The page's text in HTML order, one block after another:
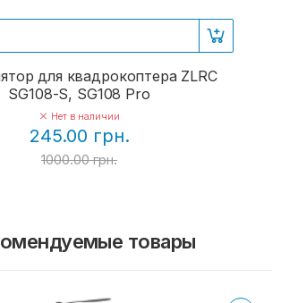
для квадрокоптера ZLRC
SG108-S, SG108 Pro
Нет в наличии
245.00 грн.
1000.00 грн.
товары